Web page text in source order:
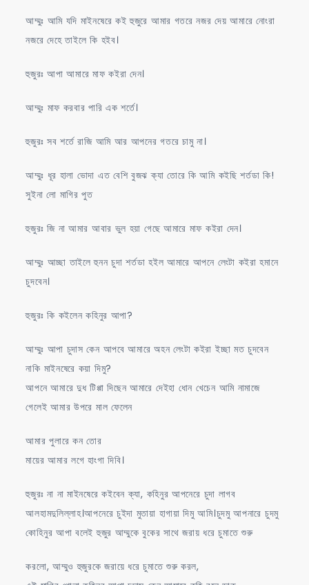
আম্মুঃ আমি যদি মাইনষেরে কই হুজুরে আমার গতরে নজর দেয় আমারে নোংরা
নজরে দেহে তাইলে কি হইব।
হুজুরঃ আপা আমারে মাফ কইরা দেন।
আম্মুঃ মাফ করবার পারি এক শর্তে।
হুজুরঃ সব শর্তে রাজি আমি আর আপনের গতরে চামু না।
আম্মুঃ ধূর হালা ভোদা এত বেশি বুজঝ ক্যা তোরে কি আমি কইছি শর্তডা কি!
সুইনা লো মাগির পুত
হুজুরঃ জি না আমার আবার ভুল হয়া গেছে আমারে মাফ কইরা দেন।
আম্মুঃ আচ্ছা তাইলে হুনন চুদা শর্তডা হইল আমারে আপনে লেংটা কইরা হমানে
চুদবেন।
হুজুরঃ কি কইলেন কহিনুর আপা?
আম্মুঃ আপা চুদাস কেন আপবে আমারে অহন লেংটা কইরা ইচ্ছা মত চুদবেন
নাকি মাইনষেরে কয়া দিমু?
আপনে আমারে দুধ টিপ্পা দিছেন আমারে দেইহা ধোন খেচেন আমি নামাজে
গেলেই আমার উপরে মাল ফেলেন
আমার পুলারে কন তোর
মায়ের আমার লগে হাংগা দিবি।
হুজুরঃ না না মাইনষেরে কইবেন ক্যা, কহিনুর আপনেরে চুদা লাগব
আলহামদুলিল্লাহ।আপনেরে চুইদা মুতায়া হাগায়া দিমু আমি।চুদমু আপনারে চুদমু
কোহিনুর আপা বলেই হুজুর আম্মুকে বুকের সাথে জরায় ধরে চুমাতে শুরু
করলো, আম্মুও হুজুরকে জরায়ে ধরে চুমাতে শুরু করল,